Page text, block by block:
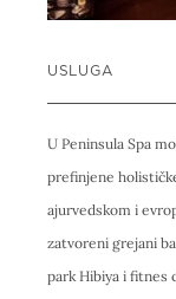
USLUGA
U Peninsula Spa
prefinjene
ajurvedskom i
zatvoreni grejani
park Hibiya i fitnes